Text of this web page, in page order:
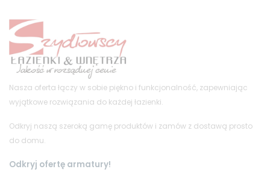
Nasza oferta łączy w sobie piękno i funkcjonalność, zapewniając
wyjątkowe rozwiązania do każdej łazienki.
Odkryj naszą szeroką gamę produktów i zamów z dostawą prosto
do domu.
Odkryj ofertę armatury!